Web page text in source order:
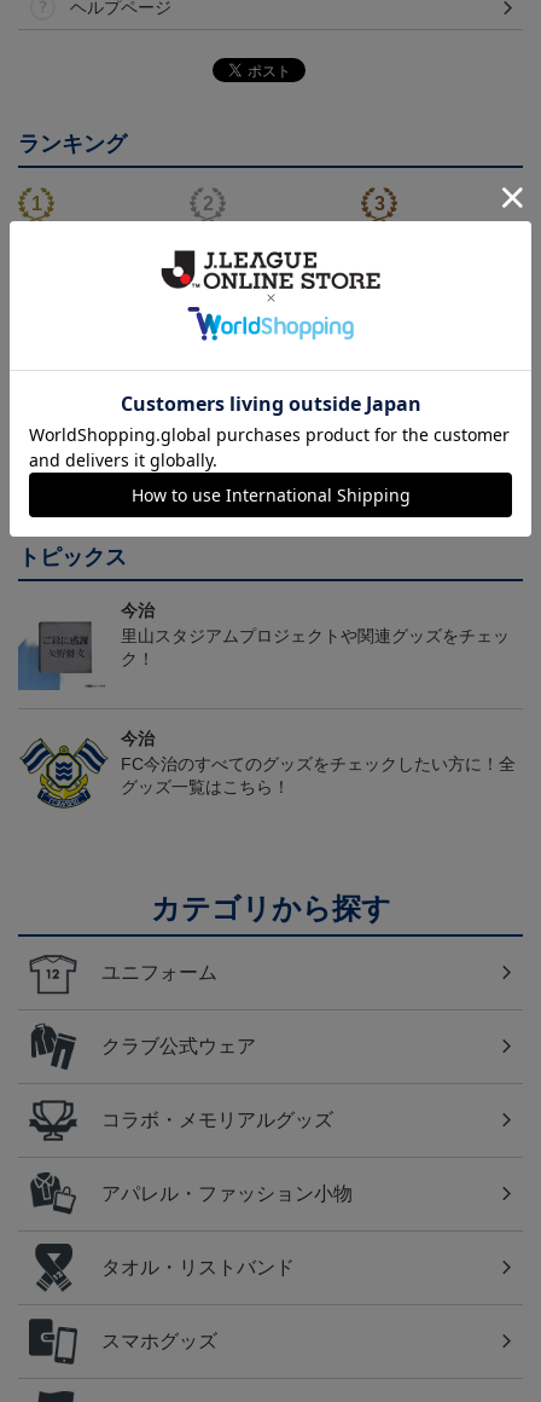
ヘルプページ
ランキング
26/27 レプリカユニフォ
ーム(FP1st)
17,600円～21,901円
会員特典
26/27 オーセンティック
ユニフォーム(FP1st)
26,100円～30,400円
会員特典
コンフィットシャツ（20
26SP）
5,500円
トピックス
今治
里山スタジアムプロジェクトや関連グッズをチェッ
ク！
今治
FC今治のすべてのグッズをチェックしたい方に！全
グッズ一覧はこちら！
カテゴリから探す
ユニフォーム
クラブ公式ウェア
コラボ・メモリアルグッズ
アパレル・ファッション小物
タオル・リストバンド
スマホグッズ